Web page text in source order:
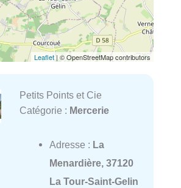
Leaflet | © OpenStreetMap contributors
Petits Points et Cie
Catégorie : Mercerie
Adresse : La
Menardière, 37120
La Tour-Saint-Gelin